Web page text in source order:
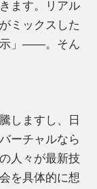
ます。リアル
ミックスした
示」――。そん
しますし、日
ーチャルなら
人々が最新技
を具体的に想